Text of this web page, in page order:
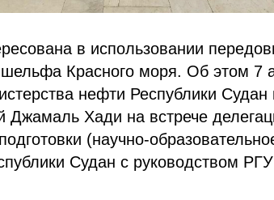
в использовании
шельфа Красного моря. Об этом 7
нефти Республики Судан
Джамаль Хади на встрече
(научно-
Судан с руководством